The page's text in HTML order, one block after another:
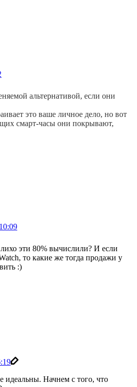
альтернативой, если они
это ваше личное дело, но вот
смарт-часы они покрывают,
эти 80% вычислили? И если
то какие же тогда продажи у
:)
идеальны. Начнем с того, что